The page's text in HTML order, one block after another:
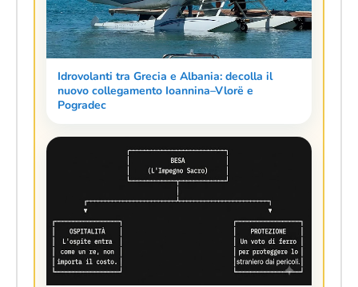
Idrovolanti tra Grecia e Albania: decolla il
nuovo collegamento Ioannina–Vlorë e
Pogradec